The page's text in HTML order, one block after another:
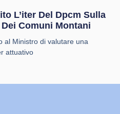
L’iter Del Dpcm Sulla
Comuni Montani
al Ministro di valutare una
attuativo